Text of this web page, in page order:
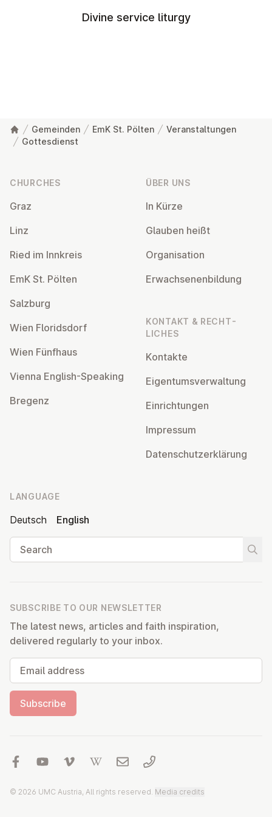
Divine service liturgy
Gemeinden EmK St. Pölten
Veranstaltungen
Gottesdienst
CHURCHES
Graz
Linz
Ried im Innkreis
EmK St. Pölten
Salzburg
Wien Flor­idsdorf
Wien Fünfhaus
Vienna English-Speaking
Bregenz
ÜBER UNS
In Kürze
Glauben heißt
Or­gan­isa­tion
Er­wach­sen­en­bildung
KONTAKT & RECHT­
LICHES
Kontakte
Ei­gentums­ver­wal­tung
Ein­rich­tun­gen
Impressum
Datens­chutzerklärung
LANGUAGE
Deutsch
English
Search
SUBSCRIBE TO OUR NEWSLETTER
The latest news, articles and faith inspiration,
delivered regularly to your inbox.
Email address
Subscribe
© 2026 UMC Austria, All rights reserved. Media credits